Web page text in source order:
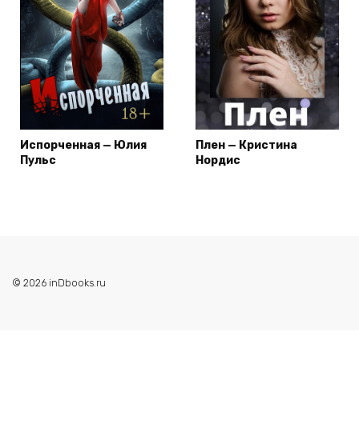
Испорченная — Юлия
Пульс
Плен — Кристина
Нордис
© 2026 inDbooks.ru